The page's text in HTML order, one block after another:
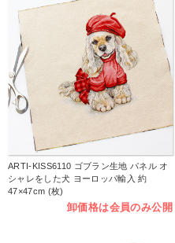
ARTI-KISS6110 ゴブラン生地 パネル オ
シャレをした犬 ヨーロッパ輸入 約
47×47cm (枚)
卸価格は会員のみ公開